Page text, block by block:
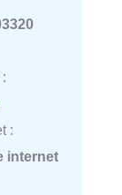
:
internet